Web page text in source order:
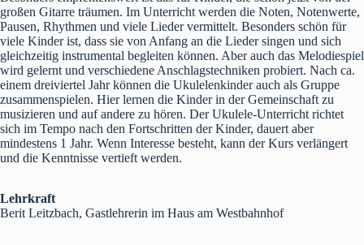
großen Gitarre träumen. Im Unterricht werden die Noten, Notenwerte,
Pausen, Rhythmen und viele Lieder vermittelt. Besonders schön für
viele Kinder ist, dass sie von Anfang an die Lieder singen und sich
gleichzeitig instrumental begleiten können. Aber auch das Melodiespiel
wird gelernt und verschiedene Anschlagstechniken probiert. Nach ca.
einem dreiviertel Jahr können die Ukulelenkinder auch als Gruppe
zusammenspielen. Hier lernen die Kinder in der Gemeinschaft zu
musizieren und auf andere zu hören. Der Ukulele-Unterricht richtet
sich im Tempo nach den Fortschritten der Kinder, dauert aber
mindestens 1 Jahr. Wenn Interesse besteht, kann der Kurs verlängert
und die Kenntnisse vertieft werden.
Lehrkraft
Berit Leitzbach, Gastlehrerin im Haus am Westbahnhof